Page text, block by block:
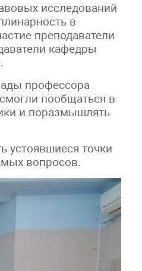
исследований
в
преподаватели
кафедры
профессора
пообщаться в
и поразмышлять
устоявшиеся точки
вопросов.